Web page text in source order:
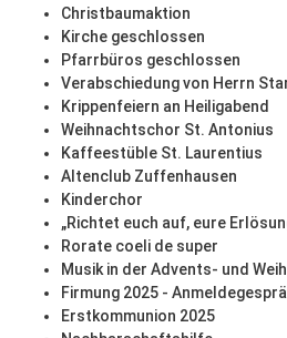
Christbaumaktion
Kirche geschlossen
Pfarrbüros geschlossen
Verabschiedung von Herrn
Krippenfeiern an Heiligabend
Weihnachtschor St. Antonius
Kaffeestüble St. Laurentius
Altenclub Zuffenhausen
Kinderchor
„Richtet euch auf, eure
Rorate coeli de super
Musik in der Advents- und
Firmung 2025 -
Erstkommunion 2025